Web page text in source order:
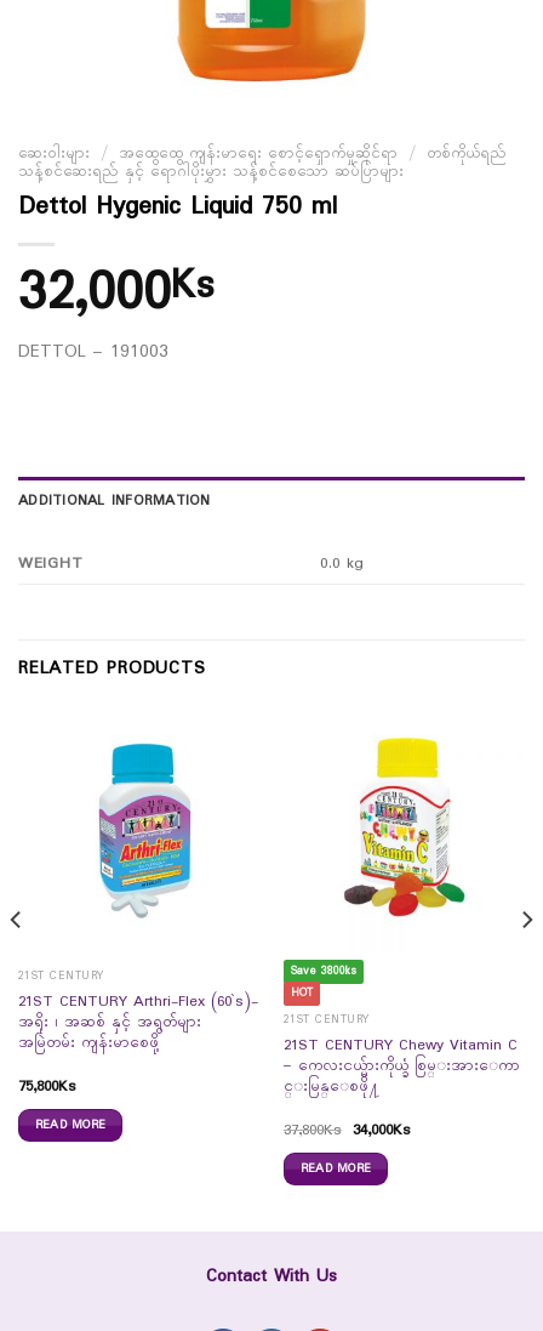
ဆေးဝါးများ / အထွေထွေ ကျန်းမာရေး စောင့်ရှောက်မှုဆိုင်ရာ / တစ်ကိုယ်ရည်
သန့်စင်ဆေးရည် နှင့် ရောဂါပိုးမွှား သန့်စင်စေသော ဆပ်ပြာများ
Dettol Hygenic Liquid 750 ml
32,000Ks
DETTOL – 191003
ADDITIONAL INFORMATION
WEIGHT 0.0 kg
RELATED PRODUCTS
21ST CENTURY
21ST CENTURY Arthri-Flex (60`s)-
အရိုး ၊ အဆစ် နှင့် အရွတ်များ
အမြဲတမ်း ကျန်းမာစေဖို့
75,800Ks
READ MORE
Save 3800ks
HOT
21ST CENTURY
21ST CENTURY Chewy Vitamin C
– ကေလးငယ္မ်ားကိုယ္ခံ စြမ္းအားေကာ
င္းမြန္ေစဖို႔
37,800Ks 34,000Ks
READ MORE
Contact With Us